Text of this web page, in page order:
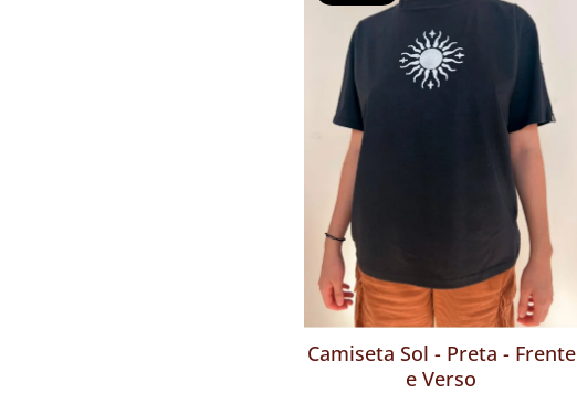
Camiseta Sol - Preta - Frente
e Verso